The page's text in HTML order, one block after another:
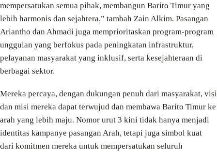
mempersatukan semua pihak, membangun Barito Timur yang
lebih harmonis dan sejahtera,” tambah Zain Alkim. Pasangan
Ariantho dan Ahmadi juga memprioritaskan program-program
unggulan yang berfokus pada peningkatan infrastruktur,
pelayanan masyarakat yang inklusif, serta kesejahteraan di
berbagai sektor.
Mereka percaya, dengan dukungan penuh dari masyarakat, visi
dan misi mereka dapat terwujud dan membawa Barito Timur ke
arah yang lebih maju. Nomor urut 3 kini tidak hanya menjadi
identitas kampanye pasangan Arah, tetapi juga simbol kuat
dari komitmen mereka untuk mempersatukan seluruh